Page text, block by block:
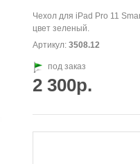
Чехол для iPad Pro 11
цвет зеленый.
Артикул: 3508.12
под заказ
2 300р.